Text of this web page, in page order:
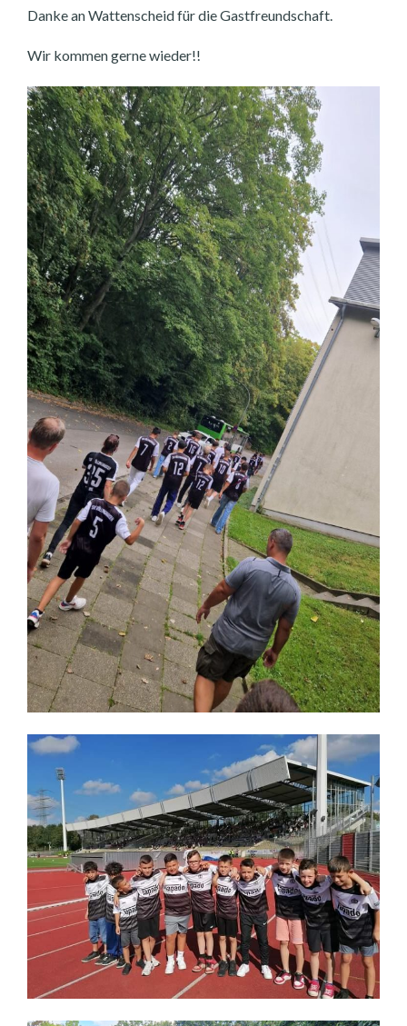
Danke an Wattenscheid für die Gastfreundschaft.
Wir kommen gerne wieder!!